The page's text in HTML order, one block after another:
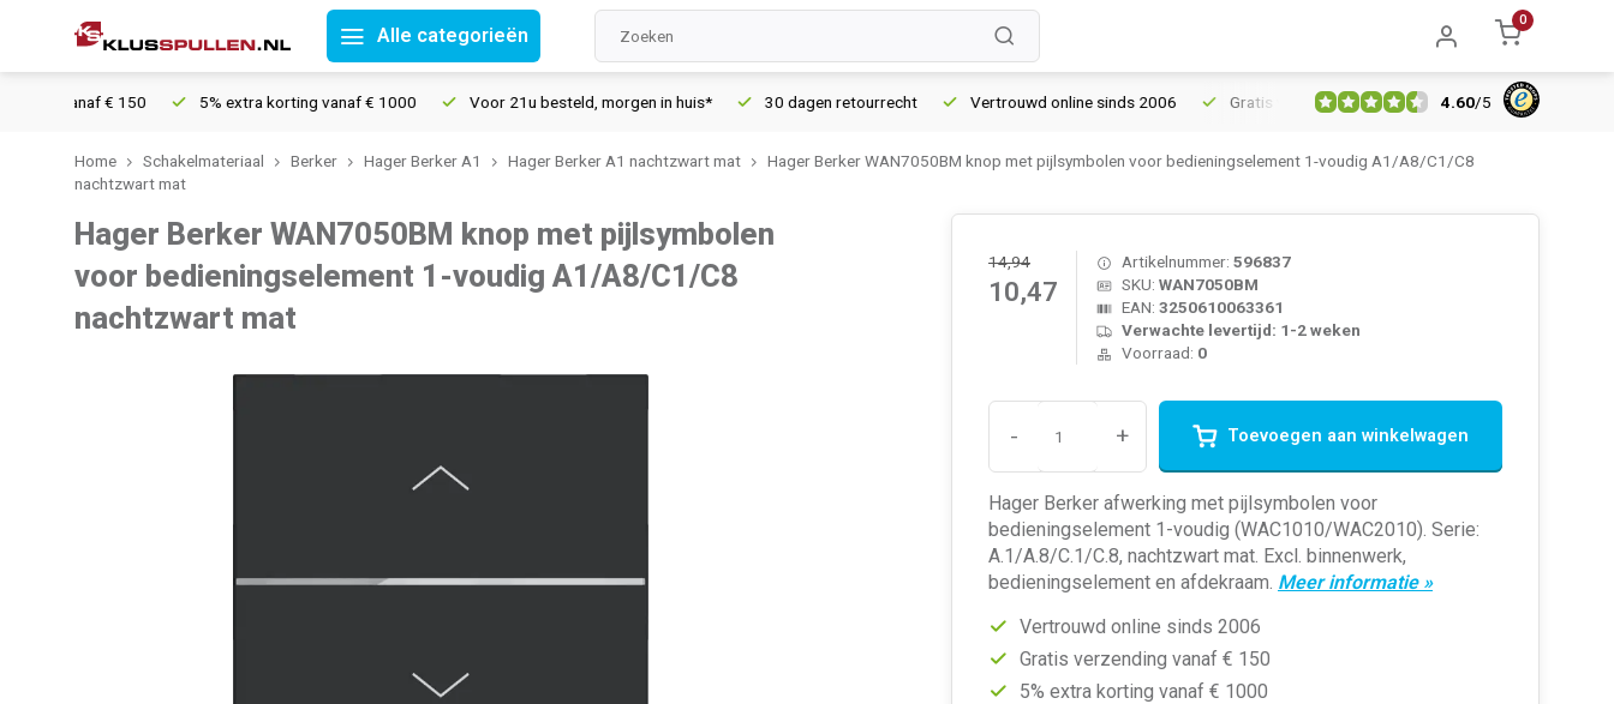
Alle categorieën
0
vanaf € 150 5% extra korting vanaf € 1000 Voor 21u besteld, morgen in huis* 30 dagen retourrecht Vertrouwd online sinds 2006 Gratis verzending vanaf € 150 5% extra korting
4.60/5
Home Schakelmateriaal Berker Hager Berker A1 Hager Berker A1 nachtzwart mat
Hager Berker WAN7050BM knop met pijlsymbolen voor bedieningselement 1-voudig A1/A8/C1/C8
nachtzwart mat
Hager Berker WAN7050BM knop met pijlsymbolen
voor bedieningselement 1-voudig A1/A8/C1/C8
nachtzwart mat
14,94
10,47
Artikelnummer: 596837
SKU: WAN7050BM
EAN: 3250610063361
Verwachte levertijd: 1-2 weken
Voorraad: 0
- + Toevoegen aan winkelwagen
Hager Berker afwerking met pijlsymbolen voor
bedieningselement 1-voudig (WAC1010/WAC2010). Serie:
A.1/A.8/C.1/C.8, nachtzwart mat. Excl. binnenwerk,
bedieningselement en afdekraam. Meer informatie »
Vertrouwd online sinds 2006
Gratis verzending vanaf € 150
5% extra korting vanaf € 1000